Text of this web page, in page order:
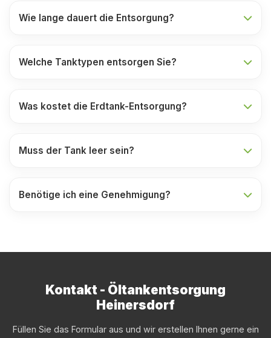
Wie lange dauert die Entsorgung?
Welche Tanktypen entsorgen Sie?
Was kostet die Erdtank-Entsorgung?
Muss der Tank leer sein?
Benötige ich eine Genehmigung?
Kontakt - Öltankentsorgung
Heinersdorf
Füllen Sie das Formular aus und wir erstellen Ihnen gerne ein